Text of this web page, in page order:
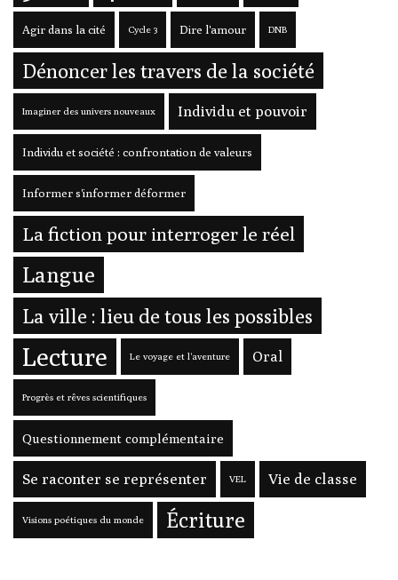
Agir dans la cité Cycle 3 Dire l'amour DNB
Dénoncer les travers de la société
Imaginer des univers nouveaux Individu et pouvoir
Individu et société : confrontation de valeurs
Informer s'informer déformer
La fiction pour interroger le réel
Langue
La ville : lieu de tous les possibles
Lecture Le voyage et l'aventure Oral
Progrès et rêves scientifiques
Questionnement complémentaire
Se raconter se représenter VEL Vie de classe
Visions poétiques du monde Écriture